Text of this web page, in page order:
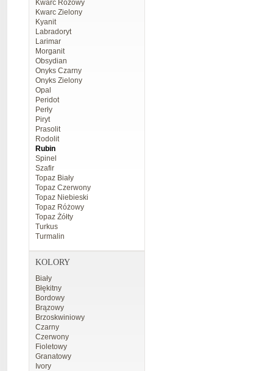
Kwarc Różowy
Kwarc Zielony
Kyanit
Labradoryt
Larimar
Morganit
Obsydian
Onyks Czarny
Onyks Zielony
Opal
Peridot
Perły
Piryt
Prasolit
Rodolit
Rubin
Spinel
Szafir
Topaz Biały
Topaz Czerwony
Topaz Niebieski
Topaz Różowy
Topaz Żółty
Turkus
Turmalin
KOLORY
Biały
Błękitny
Bordowy
Brązowy
Brzoskwiniowy
Czarny
Czerwony
Fioletowy
Granatowy
Ivory